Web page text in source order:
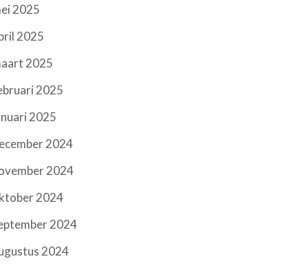
2025
2025
2025
2025
2025
2024
2024
2024
2024
2024